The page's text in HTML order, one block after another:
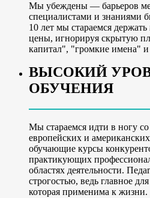
Мы убеждены — барьеров
специалистами и знаниями
10 лет мы стараемся
цены, игнорируя скрытую
капитал", "громкие имена" и
ВЫСОКИЙ
ОБУЧЕНИЯ
Мы стараемся идти в ногу
европейских и
обучающие курсы
практикующих
областях деятельности.
строгостью, ведь главное
которая применима к жизни.